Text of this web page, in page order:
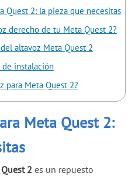
Quest 2: la pieza que necesitas
derecho de tu Meta Quest 2?
altavoz Meta Quest 2
instalación
para Meta Quest 2?
Meta Quest 2:
2 es un repuesto